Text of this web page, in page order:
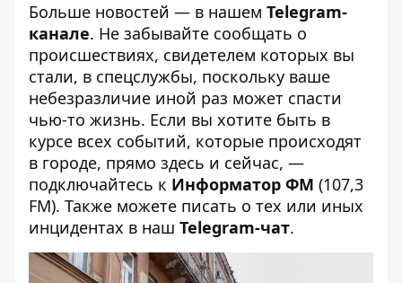
Больше новостей — в нашем Telegram-
канале. Не забывайте сообщать о
происшествиях, свидетелем которых вы
стали, в спецслужбы, поскольку ваше
небезразличие иной раз может спасти
чью-то жизнь. Если вы хотите быть в
курсе всех событий, которые происходят
в городе, прямо здесь и сейчас, —
подключайтесь к Информатор ФМ (107,3
FM). Также можете писать о тех или иных
инцидентах в наш Telegram-чат.